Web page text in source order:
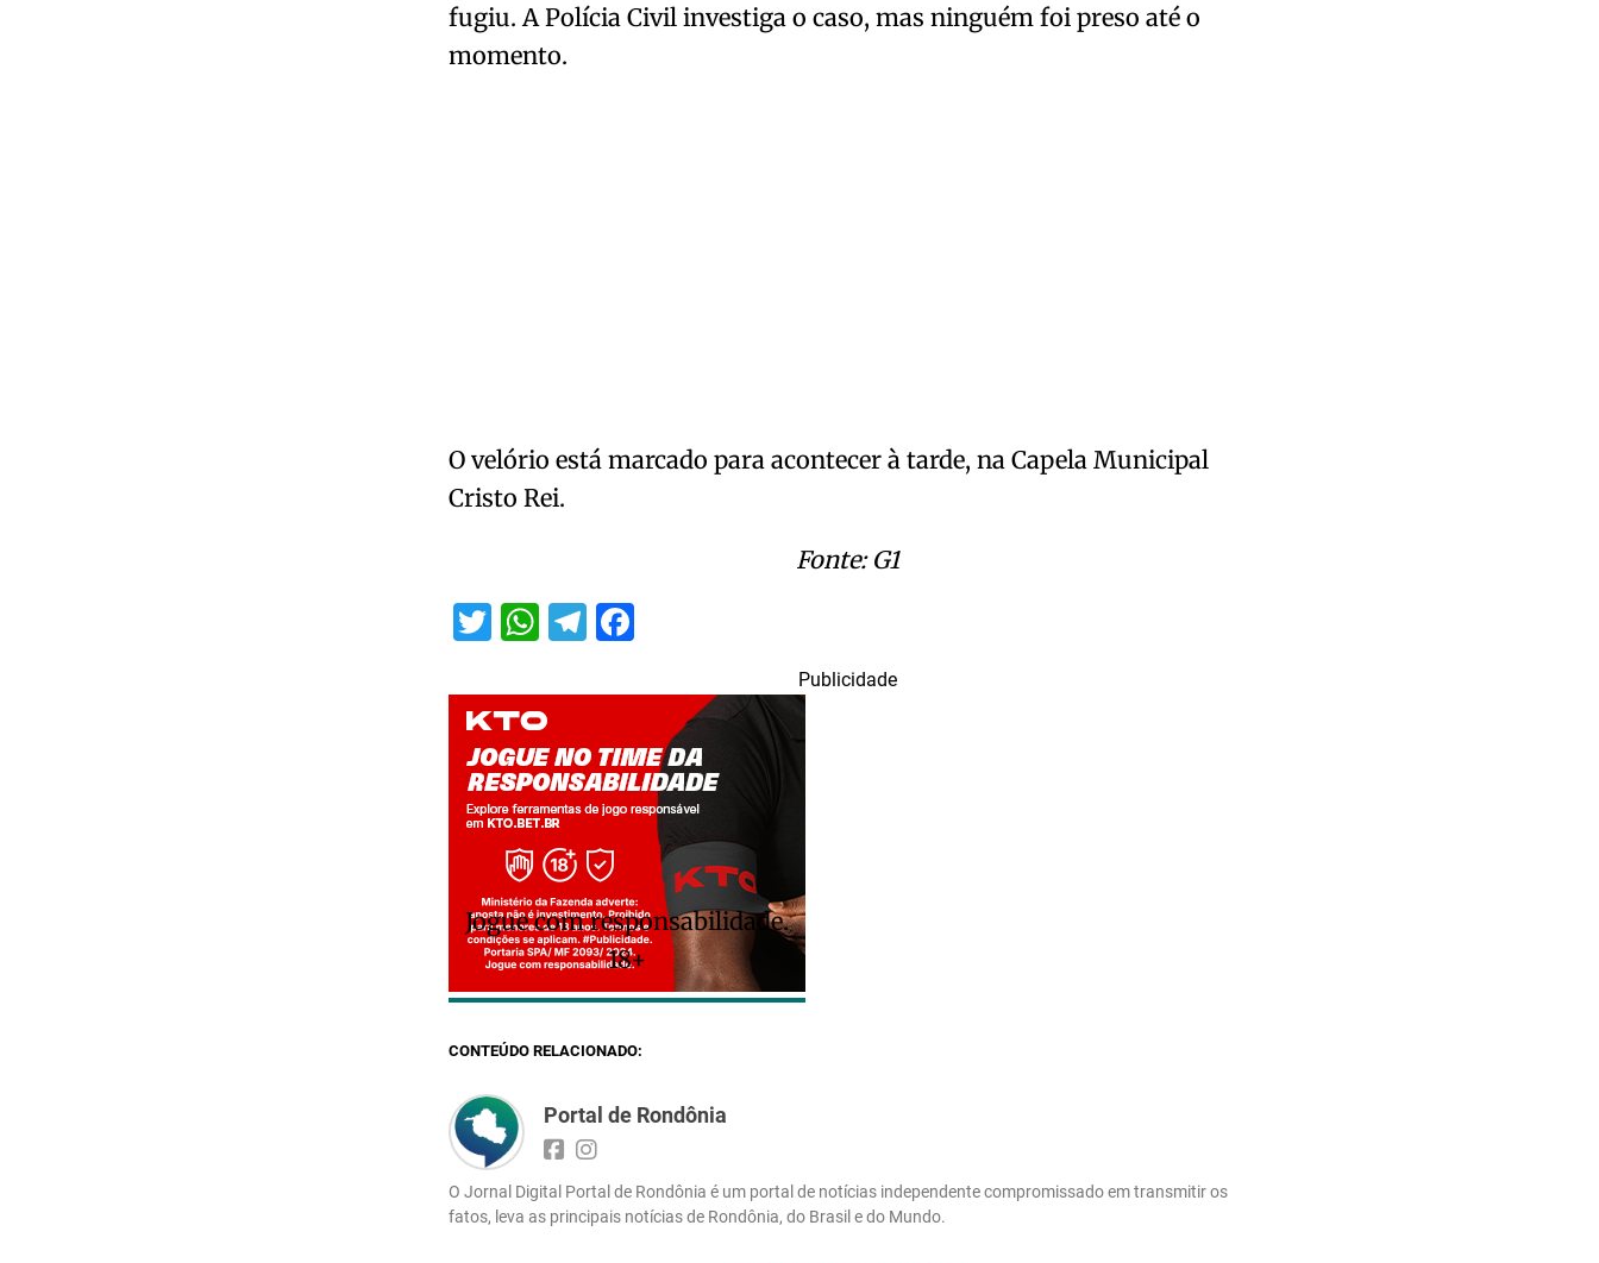
fugiu. A Polícia Civil investiga o caso, mas ninguém foi preso até o
momento.
O velório está marcado para acontecer à tarde, na Capela Municipal
Cristo Rei.
Fonte: G1
Twitter
WhatsApp
Telegram
Publicidade
Jogue com responsabilidade.
18+
CONTEÚDO RELACIONADO:
Portal de Rondônia
O Jornal Digital Portal de Rondônia é um portal de notícias independente compromissado em transmitir os
fatos, leva as principais notícias de Rondônia, do Brasil e do Mundo.